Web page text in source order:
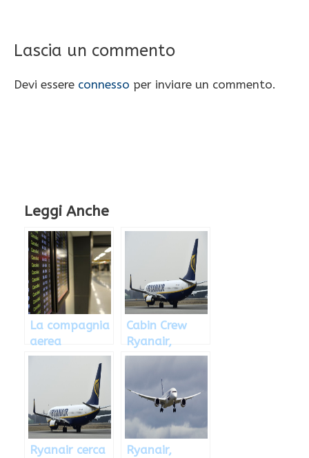
Lascia un commento
Devi essere connesso per inviare un commento.
Leggi Anche
La compagnia
aerea
Livingston
Italia: come
fare richiesta
Cabin Crew
Ryanair,
selezioni
Ryanair cerca
Ryanair,